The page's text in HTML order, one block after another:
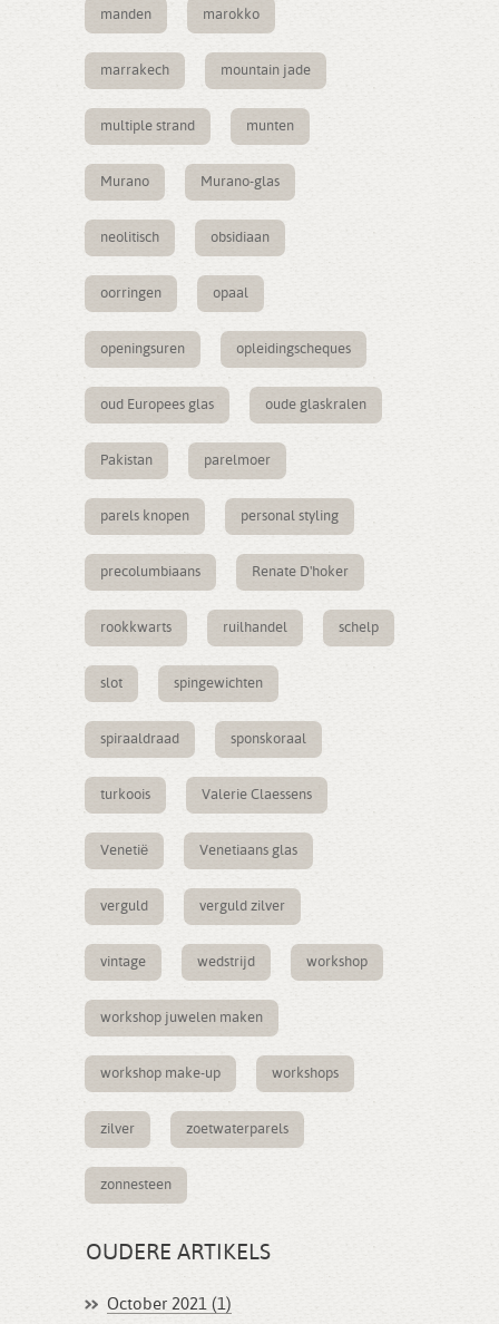
manden marokko
marrakech mountain jade
multiple strand munten
Murano Murano-glas
neolitisch obsidiaan
oorringen opaal
openingsuren opleidingscheques
oud Europees glas oude glaskralen
Pakistan parelmoer
parels knopen personal styling
precolumbiaans Renate D'hoker
rookkwarts ruilhandel schelp
slot spingewichten
spiraaldraad sponskoraal
turkoois Valerie Claessens
Venetië Venetiaans glas
verguld verguld zilver
vintage wedstrijd workshop
workshop juwelen maken
workshop make-up workshops
zilver zoetwaterparels
zonnesteen
OUDERE ARTIKELS
October 2021 (1)